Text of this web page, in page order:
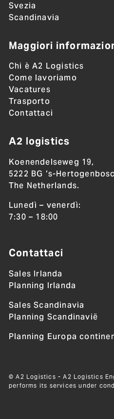
Svezia
Scandinavia
Maggiori
Chi è A2 Logistics
Come lavoriamo
Vacatures
Trasporto
Contattaci
A2 logistics
Koenendelseweg 19,
5222 BG ’s-
The Netherlands.
Lunedì – venerdì:
7:30 – 18:00
Contattaci
Sales Irlanda
Planning Irlanda
Sales Scandinavia
Planning Scandinavië
Planning Europa
© A2 Logistics - A2 Logistics
performs its services under